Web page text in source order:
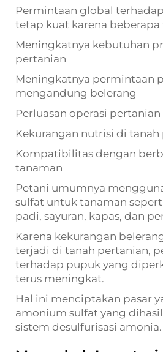
Permintaan global
tetap kuat karena beberapa
Meningkatnya kebutuhan
pertanian
Meningkatnya permintaan
mengandung belerang
Perluasan operasi
Kekurangan nutrisi di tanah
Kompatibilitas dengan
tanaman
Petani umumnya
sulfat untuk tanaman
padi, sayuran, kapas, dan
Karena kekurangan
terjadi di tanah pertanian,
terhadap pupuk yang
terus meningkat.
Hal ini menciptakan pasar
amonium sulfat yang
sistem desulfurisasi amonia.